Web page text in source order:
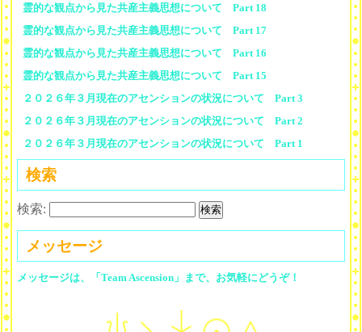
霊的な観点から見た共産主義思想について Part 18
霊的な観点から見た共産主義思想について Part 17
霊的な観点から見た共産主義思想について Part 16
霊的な観点から見た共産主義思想について Part 15
２０２６年３月現在のアセンションの状況について Part 3
２０２６年３月現在のアセンションの状況について Part 2
２０２６年３月現在のアセンションの状況について Part 1
検索
検索:
メッセージ
メッセージは、「Team Ascension」まで、お気軽にどうぞ！